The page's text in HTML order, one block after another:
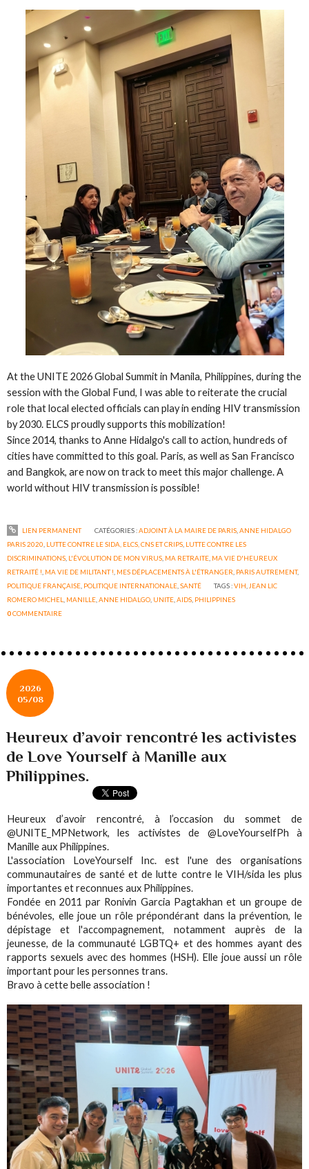
At the UNITE 2026 Global Summit in Manila, Philippines, during the
session with the Global Fund, I was able to reiterate the crucial
role that local elected officials can play in ending HIV transmission
by 2030. ELCS proudly supports this mobilization!
Since 2014, thanks to Anne Hidalgo's call to action, hundreds of
cities have committed to this goal. Paris, as well as San Francisco
and Bangkok, are now on track to meet this major challenge. A
world without HIV transmission is possible!
LIEN PERMANENT CATÉGORIES :ADJOINT À LA MAIRE DE PARIS,ANNE HIDALGO
PARIS 2020, LUTTE CONTRE LE SIDA, ELCS, CNS ET CRIPS, LUTTE CONTRE LES
DISCRIMINATIONS, L'ÉVOLUTION DE MON VIRUS, MA RETRAITE, MA VIE D'HEUREUX
RETRAITÉ !, MA VIE DE MILITANT !, MES DÉPLACEMENTS À L'ÉTRANGER, PARIS AUTREMENT,
POLITIQUE FRANÇAISE, POLITIQUE INTERNATIONALE,SANTÉ TAGS :VIH,JEAN LIC
ROMERO MICHEL, MANILLE,ANNE HIDALGO, UNITE,AIDS, PHILIPPINES
0COMMENTAIRE
2026
05/08
Heureux d’avoir rencontré les activistes
de Love Yourself à Manille aux
Philippines.
Heureux d’avoir rencontré, à l’occasion du sommet de
@UNITE_MPNetwork, les activistes de @LoveYourselfPh à
Manille aux Philippines.
L'association LoveYourself Inc. est l'une des organisations
communautaires de santé et de lutte contre le VIH/sida les plus
importantes et reconnues aux Philippines.
Fondée en 2011 par Ronivin Garcia Pagtakhan et un groupe de
bénévoles, elle joue un rôle prépondérant dans la prévention, le
dépistage et l'accompagnement, notamment auprès de la
jeunesse, de la communauté LGBTQ+ et des hommes ayant des
rapports sexuels avec des hommes (HSH). Elle joue aussi un rôle
important pour les personnes trans.
Bravo à cette belle association !